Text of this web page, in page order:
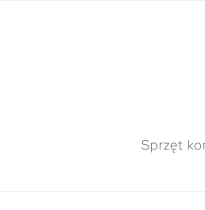
Sprzęt